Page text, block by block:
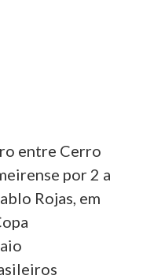
entre Cerro
por 2 a
Rojas, em